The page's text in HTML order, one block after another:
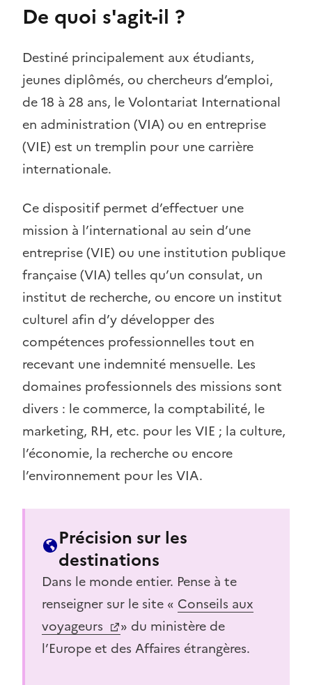
De quoi s'agit-il ?
Destiné principalement aux étudiants,
jeunes diplômés, ou chercheurs d’emploi,
de 18 à 28 ans, le Volontariat International
en administration (VIA) ou en entreprise
(VIE) est un tremplin pour une carrière
internationale.
Ce dispositif permet d’effectuer une
mission à l’international au sein d’une
entreprise (VIE) ou une institution publique
française (VIA) telles qu’un consulat, un
institut de recherche, ou encore un institut
culturel afin d’y développer des
compétences professionnelles tout en
recevant une indemnité mensuelle. Les
domaines professionnels des missions sont
divers : le commerce, la comptabilité, le
marketing, RH, etc. pour les VIE ; la culture,
l’économie, la recherche ou encore
l’environnement pour les VIA.
Précision sur les
destinations
Dans le monde entier. Pense à te
renseigner sur le site « Conseils aux
voyageurs
» du ministère de
l’Europe et des Affaires étrangères.